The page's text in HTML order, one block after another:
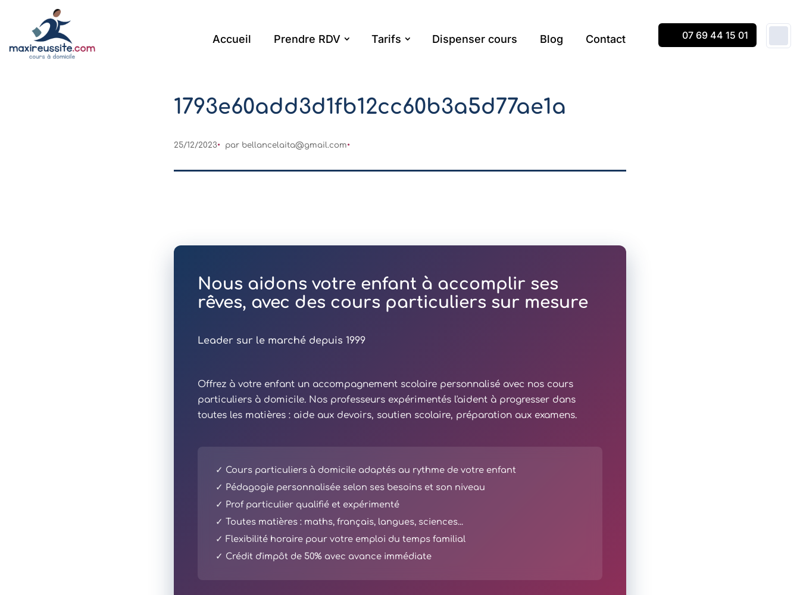
Accueil Prendre RDV Tarifs Dispenser cours Blog Contact 07 69 44 15 01
1793e60add3d1fb12cc60b3a5d77ae1a
25/12/2023 par bellancelaita@gmail.com
Nous aidons votre enfant à accomplir ses
rêves, avec des cours particuliers sur mesure
Leader sur le marché depuis 1999
Offrez à votre enfant un accompagnement scolaire personnalisé avec nos cours
particuliers à domicile. Nos professeurs expérimentés l'aident à progresser dans
toutes les matières : aide aux devoirs, soutien scolaire, préparation aux examens.
✓ Cours particuliers à domicile adaptés au rythme de votre enfant
✓ Pédagogie personnalisée selon ses besoins et son niveau
✓ Prof particulier qualifié et expérimenté
✓ Toutes matières : maths, français, langues, sciences...
✓ Flexibilité horaire pour votre emploi du temps familial
✓ Crédit d'impôt de 50% avec avance immédiate